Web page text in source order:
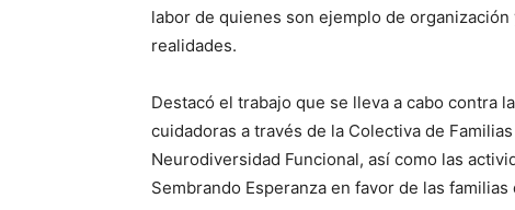
labor de quienes son ejemplo de
realidades.
Destacó el trabajo que se lleva a cabo contra
cuidadoras a través de la Colectiva de
Neurodiversidad Funcional, así como las
Sembrando Esperanza en favor de las